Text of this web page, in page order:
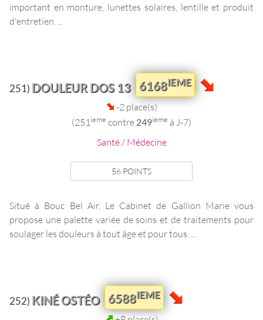
important en monture, lunettes solaires, lentille et produit
d'entretien. ...
251) DOULEUR DOS 13 6168IEME
-2 place(s)
(251 ieme contre 249ieme à J-7)
Santé / Médecine
56 POINTS
Situé à Bouc Bel Air, Le Cabinet de Gallion Marie vous
propose une palette variée de soins et de traitements pour
soulager les douleurs à tout âge et pour tous. ...
252) KINÉ OSTÉO 6588IEME